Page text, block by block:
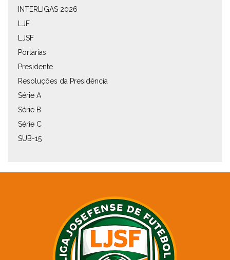
INTERLIGAS 2026
LJF
LJSF
Portarias
Presidente
Resoluções da Presidência
Série A
Série B
Série C
SUB-15